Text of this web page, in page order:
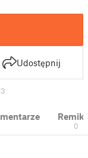
Udostępnij
0